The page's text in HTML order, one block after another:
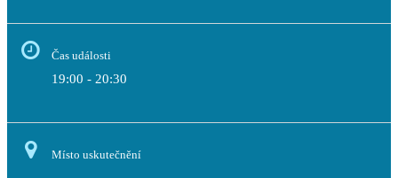
Čas události
19:00 - 20:30
Místo uskutečnění